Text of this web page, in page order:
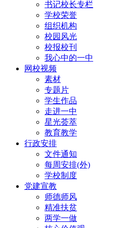
书记校长专栏
学校荣誉
组织机构
校园风光
校报校刊
我心中的一中
网校视频
素材
专题片
学生作品
走进一中
星光荟萃
教育教学
行政安排
文件通知
每周安排(外)
学校制度
党建宣教
师德师风
精准扶贫
两学一做